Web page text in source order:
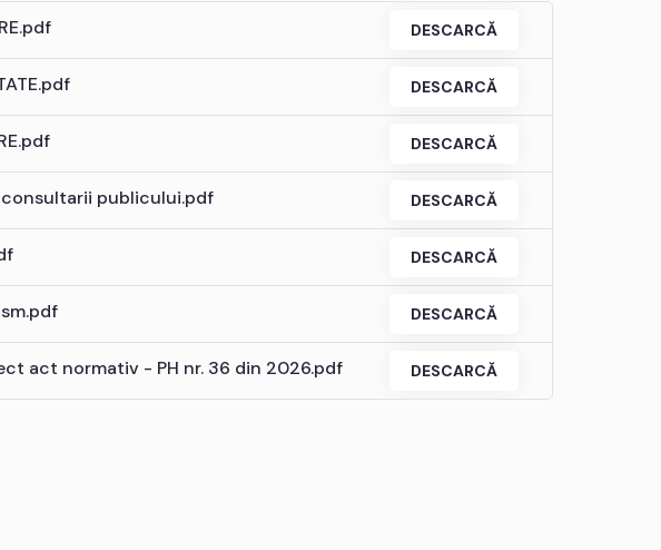
DESCARCĂ
DESCARCĂ
DESCARCĂ
publicului.pdf DESCARCĂ
DESCARCĂ
DESCARCĂ
act normativ - PH nr. 36 din 2026.pdf DESCARCĂ